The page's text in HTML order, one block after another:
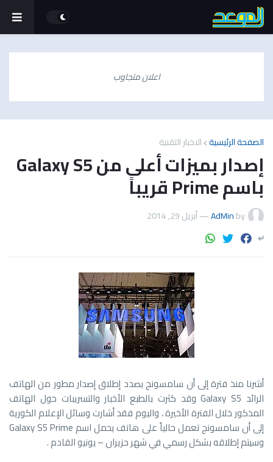
اعلان متجاوب
الصفحة الرئيسية الاخبار التقنية
إصدار بميزات أعلى من Galaxy S5
باسم Prime قريباً
by
AdMin
—أبريل 29, 2014
أشرنا منذ فترة إلى أن سامسونج بصدد إطلاق إصدار مطور من الهاتف
الرائد Galaxy S5 وقد كثرت بالطبع الأخبار والتسريبات حول الهاتف
المذكور خلال الفترة الأخيرة ، واليوم فقد أشارت وسائل الإعلام الكورية
إلى أن سامسونج تعمل حالياً على هاتف يحمل اسم Galaxy S5 Prime
وسيتم إطلاقه بشكل رسمي في شهر حزيران – يونيو القادم .